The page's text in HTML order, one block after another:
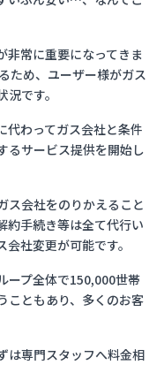
非常に重要になってきま
ため、ユーザー様がガス
です。
代わってガス会社と条件
るサービス提供を開始し
ス会社をのりかえること
約手続き等は全て代行い
社変更が可能です。
ープ全体で150,000世帯
こともあり、多くのお客
は専門スタッフへ料金相